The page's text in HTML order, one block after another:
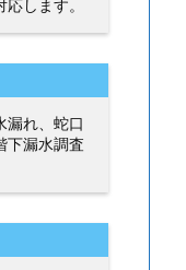
します。
漏れ、蛇口
下漏水調査